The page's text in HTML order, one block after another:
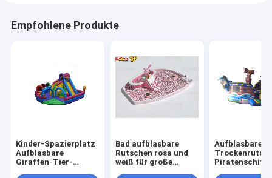
Empfohlene Produkte
Kinder-Spazierplatz
Aufblasbare
Giraffen-Tier-
Bad aufblasbare
Rutschen rosa und
weiß für große
Aufblasbare
Piratenschiffe